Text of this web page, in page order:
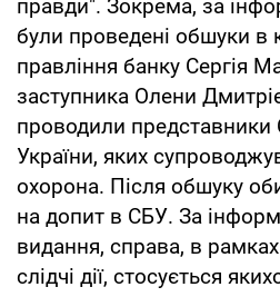
правди". Зокрема, за
були проведені обшуки в
правління банку Сергія
заступника Олени
проводили
України, яких
охорона. Після обшуку
на допит в СБУ. За
видання, справа, в
слідчі дії, стосується